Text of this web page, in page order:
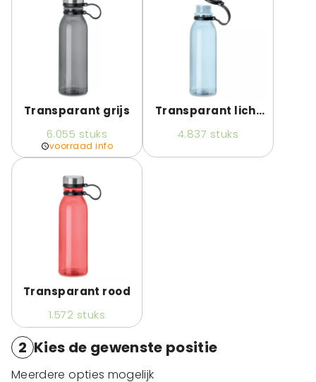
Transparant grijs
6.055 stuks
voorraad info
Transparant licht
blauw
4.837 stuks
Transparant rood
1.572 stuks
2 Kies de gewenste positie
Meerdere opties mogelijk